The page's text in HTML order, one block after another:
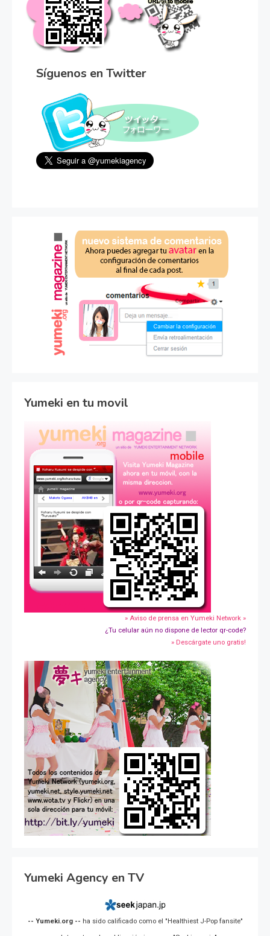
Síguenos en Twitter
Yumeki en tu movil
» Aviso de prensa en Yumeki Network »
¿Tu celular aún no dispone de lector qr-code?
» Descárgate uno gratis!
Yumeki Agency en TV
-- Yumeki.org -- ha sido calificado como el "Healthiest J-Pop fansite"